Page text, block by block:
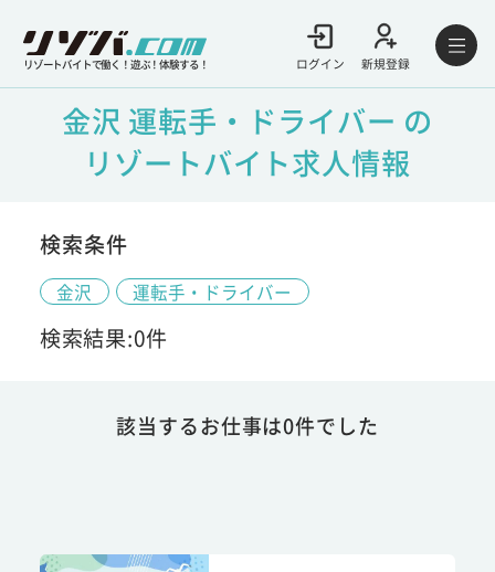
リゾートバイトで働く！遊ぶ！体験する！ ログイン 新規登録
金沢 運転手・ドライバー の
リゾートバイト求人情報
検索条件
金沢 運転手・ドライバー
検索結果:0件
該当するお仕事は0件でした